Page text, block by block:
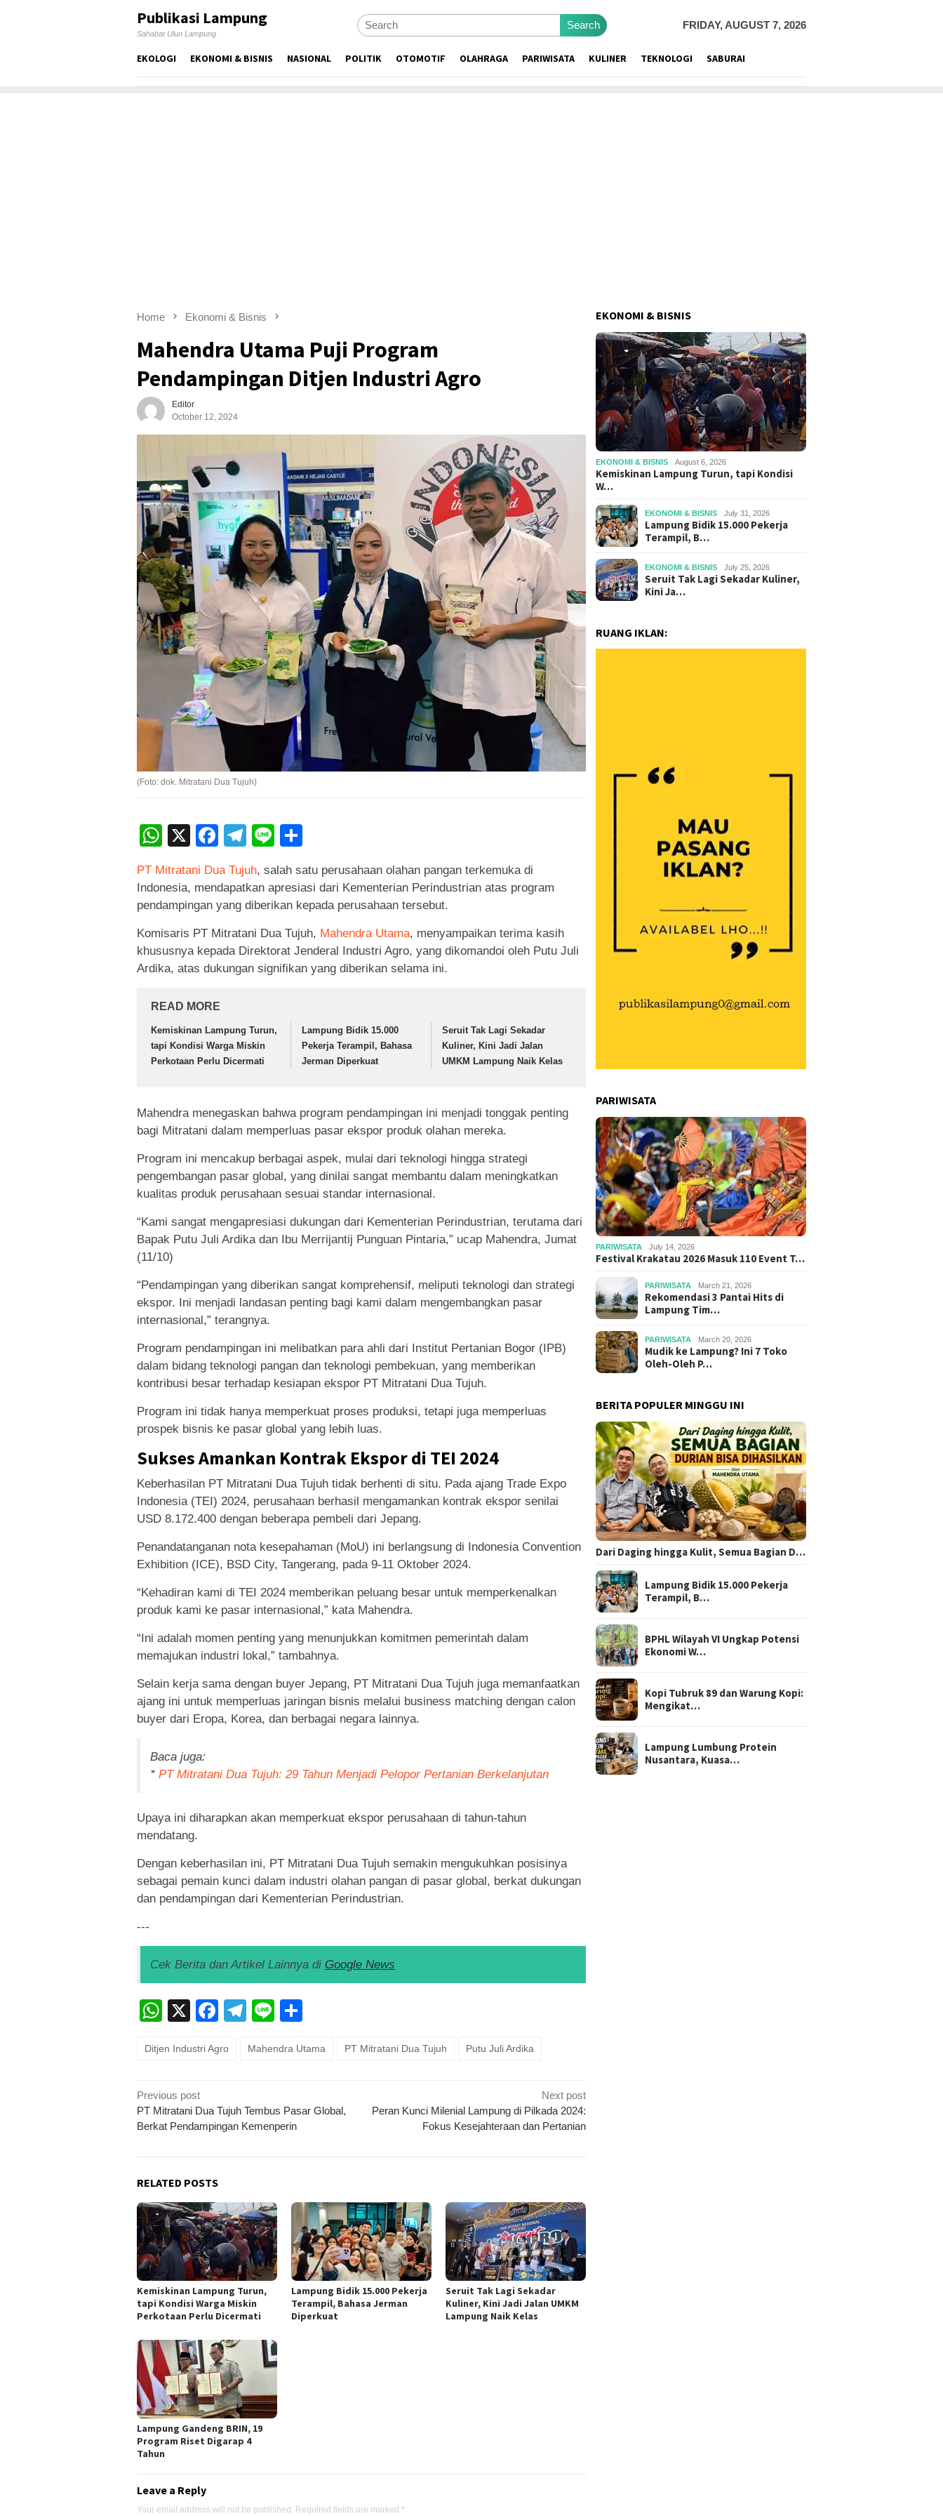
Publikasi Lampung
Sahabat Ulun Lampung
Search FRIDAY, AUGUST 7, 2026
EKOLOGI EKONOMI & BISNIS NASIONAL POLITIK OTOMOTIF OLAHRAGA PARIWISATA KULINER TEKNOLOGI SABURAI
Home Ekonomi & Bisnis
Mahendra Utama Puji Program
Pendampingan Ditjen Industri Agro
Editor
October 12, 2024
(Foto: dok. Mitratani Dua Tujuh)
WhatsApp
X Facebook
Telegram
Line
PT Mitratani Dua Tujuh, salah satu perusahaan olahan pangan terkemuka di
Indonesia, mendapatkan apresiasi dari Kementerian Perindustrian atas program
pendampingan yang diberikan kepada perusahaan tersebut.
Komisaris PT Mitratani Dua Tujuh, Mahendra Utama, menyampaikan terima kasih
khususnya kepada Direktorat Jenderal Industri Agro, yang dikomandoi oleh Putu Juli
Ardika, atas dukungan signifikan yang diberikan selama ini.
READ MORE
Kemiskinan Lampung Turun,
tapi Kondisi Warga Miskin
Perkotaan Perlu Dicermati
Lampung Bidik 15.000
Pekerja Terampil, Bahasa
Jerman Diperkuat
Seruit Tak Lagi Sekadar
Kuliner, Kini Jadi Jalan
UMKM Lampung Naik Kelas
Mahendra menegaskan bahwa program pendampingan ini menjadi tonggak penting
bagi Mitratani dalam memperluas pasar ekspor produk olahan mereka.
Program ini mencakup berbagai aspek, mulai dari teknologi hingga strategi
pengembangan pasar global, yang dinilai sangat membantu dalam meningkatkan
kualitas produk perusahaan sesuai standar internasional.
“Kami sangat mengapresiasi dukungan dari Kementerian Perindustrian, terutama dari
Bapak Putu Juli Ardika dan Ibu Merrijantij Punguan Pintaria,” ucap Mahendra, Jumat
(11/10)
“Pendampingan yang diberikan sangat komprehensif, meliputi teknologi dan strategi
ekspor. Ini menjadi landasan penting bagi kami dalam mengembangkan pasar
internasional,” terangnya.
Program pendampingan ini melibatkan para ahli dari Institut Pertanian Bogor (IPB)
dalam bidang teknologi pangan dan teknologi pembekuan, yang memberikan
kontribusi besar terhadap kesiapan ekspor PT Mitratani Dua Tujuh.
Program ini tidak hanya memperkuat proses produksi, tetapi juga memperluas
prospek bisnis ke pasar global yang lebih luas.
Sukses Amankan Kontrak Ekspor di TEI 2024
Keberhasilan PT Mitratani Dua Tujuh tidak berhenti di situ. Pada ajang Trade Expo
Indonesia (TEI) 2024, perusahaan berhasil mengamankan kontrak ekspor senilai
USD 8.172.400 dengan beberapa pembeli dari Jepang.
Penandatanganan nota kesepahaman (MoU) ini berlangsung di Indonesia Convention
Exhibition (ICE), BSD City, Tangerang, pada 9-11 Oktober 2024.
“Kehadiran kami di TEI 2024 memberikan peluang besar untuk memperkenalkan
produk kami ke pasar internasional,” kata Mahendra.
“Ini adalah momen penting yang menunjukkan komitmen pemerintah dalam
memajukan industri lokal,” tambahnya.
Selain kerja sama dengan buyer Jepang, PT Mitratani Dua Tujuh juga memanfaatkan
ajang ini untuk memperluas jaringan bisnis melalui business matching dengan calon
buyer dari Eropa, Korea, dan berbagai negara lainnya.
Baca juga:
* PT Mitratani Dua Tujuh: 29 Tahun Menjadi Pelopor Pertanian Berkelanjutan
Upaya ini diharapkan akan memperkuat ekspor perusahaan di tahun-tahun
mendatang.
Dengan keberhasilan ini, PT Mitratani Dua Tujuh semakin mengukuhkan posisinya
sebagai pemain kunci dalam industri olahan pangan di pasar global, berkat dukungan
dan pendampingan dari Kementerian Perindustrian.
---
Cek Berita dan Artikel Lainnya di Google News
WhatsApp
X Facebook
Telegram
Line
Ditjen Industri Agro Mahendra Utama PT Mitratani Dua Tujuh Putu Juli Ardika
Post
navigation
Previous post
PT Mitratani Dua Tujuh Tembus Pasar Global,
Berkat Pendampingan Kemenperin
Next post
Peran Kunci Milenial Lampung di Pilkada 2024:
Fokus Kesejahteraan dan Pertanian
RELATED POSTS
Kemiskinan Lampung Turun,
tapi Kondisi Warga Miskin
Perkotaan Perlu Dicermati
Lampung Bidik 15.000 Pekerja
Terampil, Bahasa Jerman
Diperkuat
Seruit Tak Lagi Sekadar
Kuliner, Kini Jadi Jalan UMKM
Lampung Naik Kelas
Lampung Gandeng BRIN, 19
Program Riset Digarap 4
Tahun
Leave a Reply
Your email address will not be published. Required fields are marked *
EKONOMI & BISNIS
EKONOMI & BISNIS August 6, 2026
Kemiskinan Lampung Turun, tapi Kondisi
W…
EKONOMI & BISNIS July 31, 2026
Lampung Bidik 15.000 Pekerja
Terampil, B…
EKONOMI & BISNIS July 25, 2026
Seruit Tak Lagi Sekadar Kuliner,
Kini Ja…
RUANG IKLAN:
PARIWISATA
PARIWISATA July 14, 2026
Festival Krakatau 2026 Masuk 110 Event T…
PARIWISATA March 21, 2026
Rekomendasi 3 Pantai Hits di
Lampung Tim…
PARIWISATA March 20, 2026
Mudik ke Lampung? Ini 7 Toko
Oleh-Oleh P…
BERITA POPULER MINGGU INI
Dari Daging hingga Kulit, Semua Bagian D…
Lampung Bidik 15.000 Pekerja
Terampil, B…
BPHL Wilayah VI Ungkap Potensi
Ekonomi W…
Kopi Tubruk 89 dan Warung Kopi:
Mengikat…
Lampung Lumbung Protein
Nusantara, Kuasa…